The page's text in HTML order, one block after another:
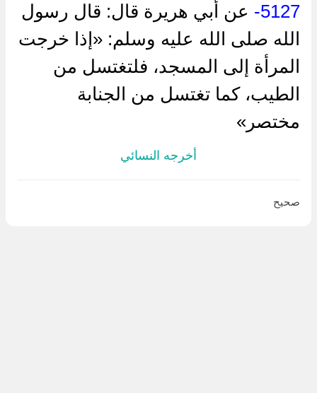
5127-
عن أبي هريرة قال: قال رسول
الله صلى الله عليه وسلم: «إذا خرجت
المرأة إلى المسجد، فلتغتسل من
الطيب، كما تغتسل من الجنابة
مختصر»
أخرجه النسائي
صحيح